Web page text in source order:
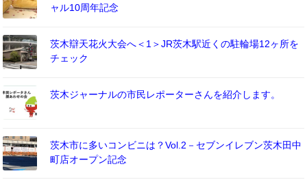
ャル10周年記念
茨木辯天花火大会へ＜1＞JR茨木駅近くの駐輪場12ヶ所を
チェック
茨木ジャーナルの市民レポーターさんを紹介します。
茨木市に多いコンビニは？Vol.2－セブンイレブン茨木田中
町店オープン記念